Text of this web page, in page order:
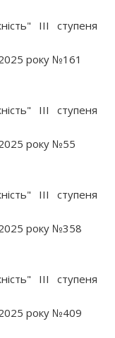
III ступеня
року №161
III ступеня
року №55
III ступеня
року №358
III ступеня
року №409